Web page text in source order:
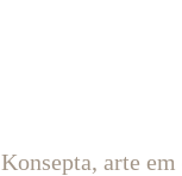
Konsepta, arte